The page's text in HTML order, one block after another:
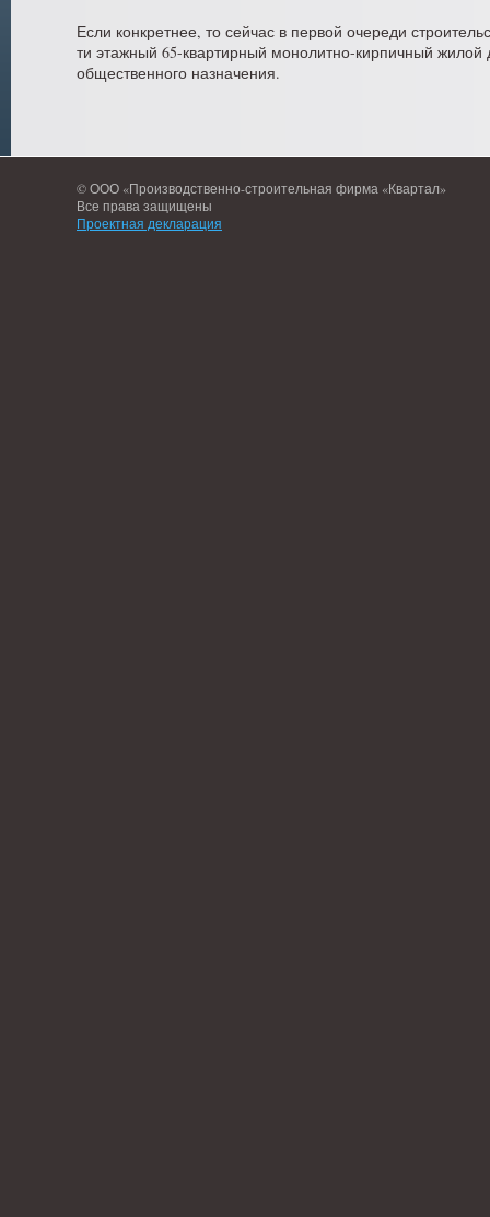
Если конкретнее, то сейчас в первой очереди
ти этажный 65-квартирный монолитно-кирпичный
общественного назначения.
© ООО «Производственно-строительная фирма «Квартал»
Все права защищены
Проектная декларация